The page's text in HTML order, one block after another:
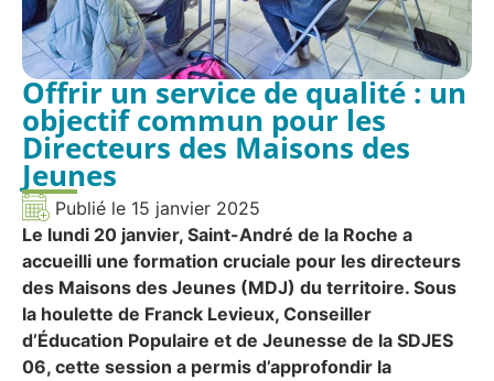
Offrir un service de qualité : un
objectif commun pour les
Directeurs des Maisons des
Jeunes
Publié le 15 janvier 2025
Le lundi 20 janvier, Saint-André de la Roche a
accueilli une formation cruciale pour les directeurs
des Maisons des Jeunes (MDJ) du territoire. Sous
la houlette de Franck Levieux, Conseiller
d’Éducation Populaire et de Jeunesse de la SDJES
06, cette session a permis d’approfondir la